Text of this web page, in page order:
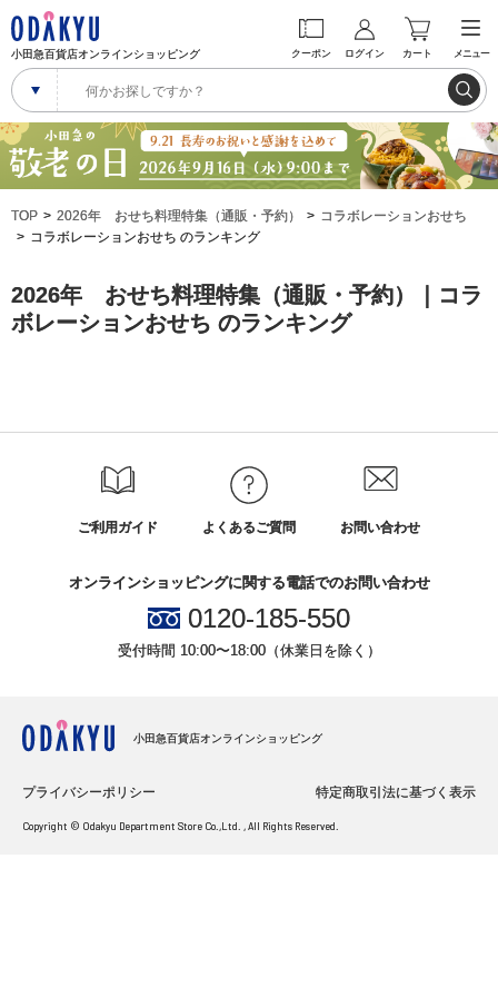
小田急百貨店オンラインショッピング クーポン ログイン カート メニュー
TOP 2026年 おせち料理特集（通販・予約）
コラボレーションおせち
コラボレーションおせち のランキング
2026年 おせち料理特集（通販・予約）｜コラ
ボレーションおせち のランキング
ご利用ガイド よくあるご質問 お問い合わせ
オンラインショッピングに関する電話でのお問い合わせ
0120-185-550
受付時間 10:00〜18:00（休業日を除く）
小田急百貨店オンラインショッピング
プライバシーポリシー 特定商取引法に基づく表示
Copyright © Odakyu Department Store Co.,Ltd. , All Rights Reserved.